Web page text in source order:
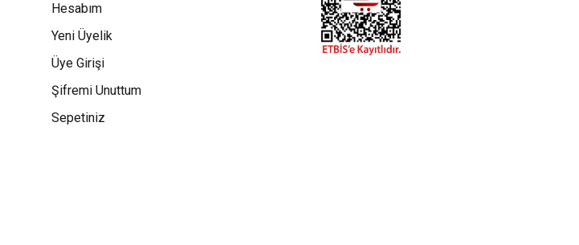
Hesabım
Yeni Üyelik
Üye Girişi
Şifremi Unuttum
Sepetiniz